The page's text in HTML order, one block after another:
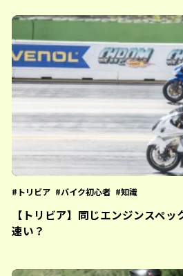
トリビア バイク初心者 知識
【トリビア】同じエンジンスペ
速い？